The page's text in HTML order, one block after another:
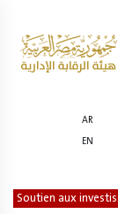
AR
EN
Soutien aux